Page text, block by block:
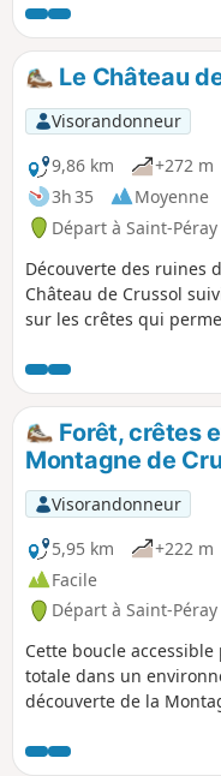
longerez tout au long
pourrez également
diversité d'espèces
fleurie en cette saison.
supplémentaire aller-
pousser jusqu'au village
Le Château
Visorandonneur
9,86 km
+272 m
3h 35
Moyenne
Départ à Saint-
Découverte des ruines
Château de Crussol
sur les crêtes qui
Vercors.
Forêt, crêtes
Montagne de
Visorandonneur
5,95 km
+222 m
Facile
Départ à Saint-
Cette boucle
totale dans un
découverte de la
vous offrira une vue